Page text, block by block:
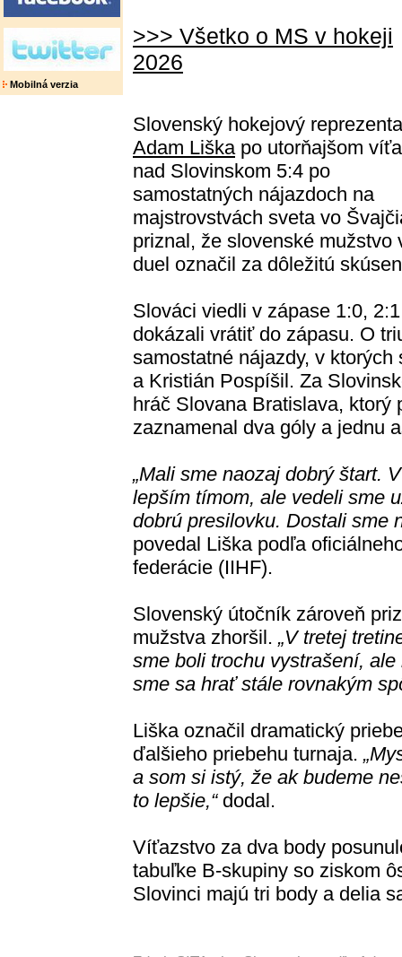
Mobilná verzia
>>> Všetko o MS v hokeji
2026
Slovenský hokejový
Adam Liška po utorňajšom
nad Slovinskom 5:4 po
samostatných nájazdoch na
majstrovstvách sveta vo
priznal, že slovenské
duel označil za dôležitú
Slováci viedli v zápase 1:0,
dokázali vrátiť do zápasu. O
samostatné nájazdy, v
a Kristián Pospíšil. Za
hráč Slovana Bratislava, ktorý
zaznamenal dva góly a jednu
„Mali sme naozaj dobrý štart.
lepším tímom, ale vedeli sme
dobrú presilovku. Dostali sme
povedal Liška podľa
federácie (IIHF).
Slovenský útočník zároveň
mužstva zhoršil. „V tretej
sme boli trochu vystrašení,
sme sa hrať stále rovnakým
Liška označil dramatický
ďalšieho priebehu turnaja.
a som si istý, že ak budeme
to lepšie,“dodal.
Víťazstvo za dva body
tabuľke B-skupiny so ziskom
Slovinci majú tri body a delia